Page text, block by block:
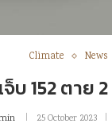
Climate News
152 ตาย 2
25 October 2023